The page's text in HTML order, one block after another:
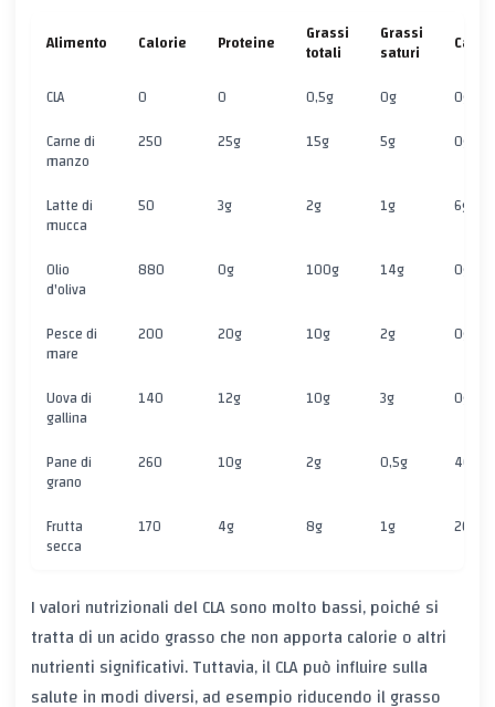
Alimento Calorie Proteine Grassi
totali
Grassi
saturi
CLA 0 0 0,5g 0g
0g
Carne di
manzo
250 25g 15g 5g 0g
Latte di
mucca
50 3g 2g 1g 6g
Olio
d'oliva
880 0g 100g 14g 0g
Pesce di
mare
200 20g 10g 2g 0g
Uova di
gallina
140 12g 10g 3g 0g
Pane di
grano
260 10g 2g 0,5g 40g
Frutta
secca
170 4g 8g 1g 20g
I valori nutrizionali del CLA sono molto bassi, poiché si
tratta di un acido grasso che non apporta calorie o altri
nutrienti significativi. Tuttavia, il CLA può influire sulla
salute in modi diversi, ad esempio riducendo il grasso